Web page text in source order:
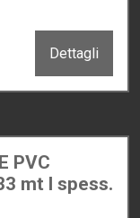
Dettagli
PVC
mt l spess.